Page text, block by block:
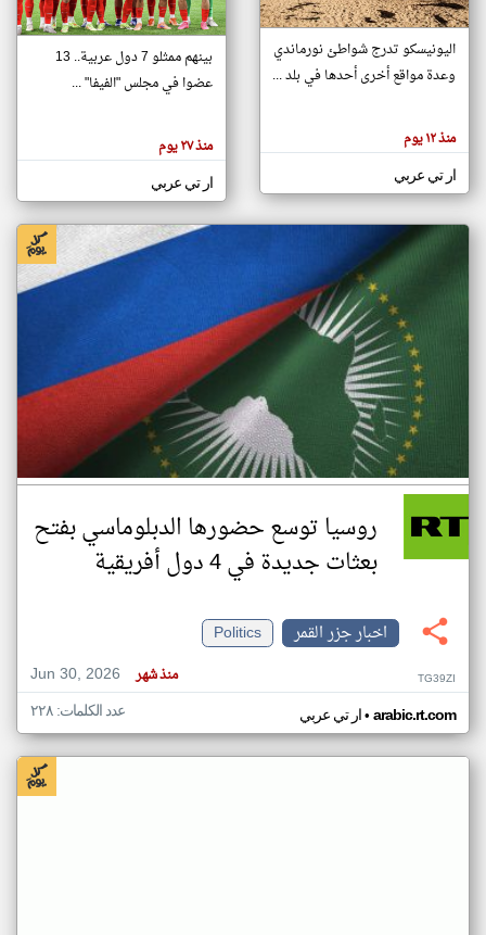
تغيير الدولة
اخبار جزر القمر على مدار الساعة
أهم اخبار جزر القمر العاجلة والمباشرة
هنا عن
وجهة
كاتبيها.
اليونيسكو تدرج شواطئ نورماندي
وعدة مواقع أخرى أحدها في بلد ...
منذ ١٢ يوم
ار تي عربي
بينهم ممثلو 7 دول عربية.. 13
عضوا في مجلس "الفيفا" ...
منذ ٢٧ يوم
ار تي عربي
روسيا توسع حضورها الدبلوماسي بفتح
بعثات جديدة في 4 دول أفريقية
اخبار جزر القمر
Politics
Jun 30, 2026
منذ شهر TG39ZI
ار تي عربي• arabic.rt.com عدد الكلمات: ٢٢٨
klyoum.com